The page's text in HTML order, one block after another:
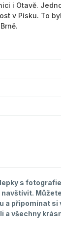
i Otavě.
v Písku. To
s
a připomínat si
a všechny